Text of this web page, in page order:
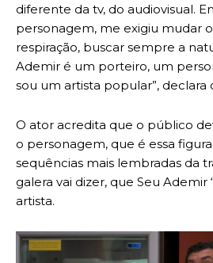
diferente da tv, do audiovisual.
personagem, me exigiu mudar
respiração, buscar sempre a
Ademir é um porteiro, um
sou um artista popular”, declara
O ator acredita que o público
o personagem, que é essa
sequências mais lembradas da
galera vai dizer, que Seu Ademir
artista.